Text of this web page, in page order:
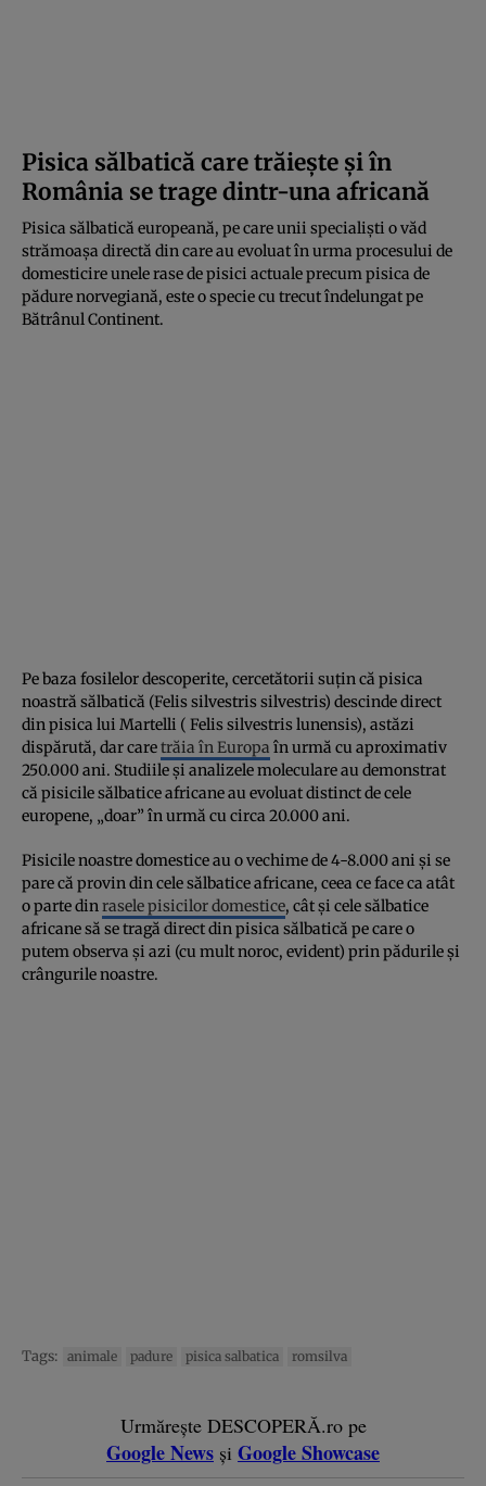
Pisica sălbatică care trăiește și în
România se trage dintr-una africană
Pisica sălbatică europeană, pe care unii specialişti o văd
strămoaşa directă din care au evoluat în urma procesului de
domesticire unele rase de pisici actuale precum pisica de
pădure norvegiană, este o specie cu trecut îndelungat pe
Bătrânul Continent.
Pe baza fosilelor descoperite, cercetătorii suţin că pisica
noastră sălbatică (Felis silvestris silvestris) descinde direct
din pisica lui Martelli ( Felis silvestris lunensis), astăzi
dispărută, dar caretrăia în Europa în urmă cu aproximativ
250.000 ani. Studiile şi analizele moleculare au demonstrat
că pisicile sălbatice africane au evoluat distinct de cele
europene, „doar” în urmă cu circa 20.000 ani.
Pisicile noastre domestice au o vechime de 4-8.000 ani şi se
pare că provin din cele sălbatice africane, ceea ce face ca atât
o parte dinrasele pisicilor domestice, cât şi cele sălbatice
africane să se tragă direct din pisica sălbatică pe care o
putem observa şi azi (cu mult noroc, evident) prin pădurile şi
crângurile noastre.
Tags: animale padure pisica salbatica romsilva
Urmărește DESCOPERĂ.ro pe
Google News și Google Showcase